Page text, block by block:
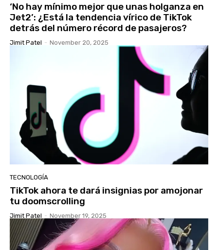
‘No hay mínimo mejor que unas holganza en
Jet2’: ¿Está la tendencia vírico de TikTok
detrás del número récord de pasajeros?
Jimit Patel - November 20, 2025
TECNOLOGÍA
TikTok ahora te dará insignias por amojonar
tu doomscrolling
Jimit Patel - November 19, 2025